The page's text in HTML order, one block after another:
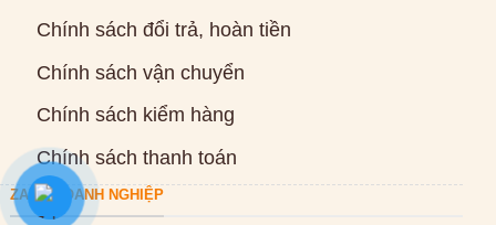
Chính sách đổi trả, hoàn tiền
Chính sách vận chuyển
Chính sách kiểm hàng
Chính sách thanh toán
ZALO DOANH NGHIỆP